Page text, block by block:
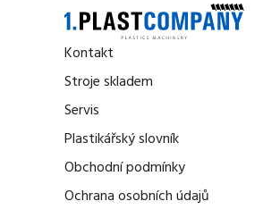
Kontakt
Stroje skladem
Servis
Plastikářský slovník
Obchodní podmínky
Ochrana osobních údajů